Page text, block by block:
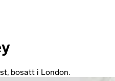
bosatt i London.